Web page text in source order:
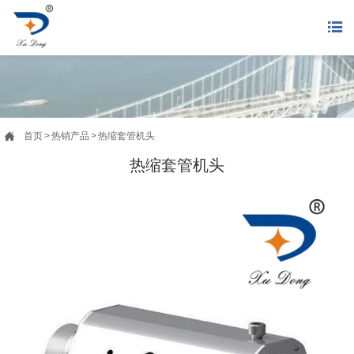

 首页>热销产品 >热缩套管机头
热缩套管机头